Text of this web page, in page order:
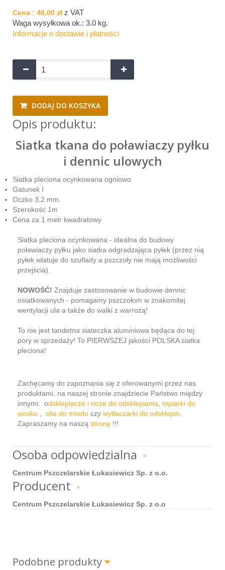
Cena : 40,00 zł z VAT
Waga wysyłkowa ok.: 3.0 kg.
Informacje o dostawie i płatności
DODAJ DO KOSZYKA
Opis produktu:
Siatka tkana do poławiaczy pyłku
i dennic ulowych
Siatka pleciona ocynkowana ogniowo
Gatunek I
Oczko 3,2 mm.
Szerokość 1m
Cena za 1 metr kwadratowy
Siatka pleciona ocynkowana - idealna do budowy
poławiaczy pyłku jako siatka odgradzająca pyłek (przez nią
pyłek wlatuje do szuflady a pszczoły nie mają możliwości
przejścia).
NOWOŚĆ! Znajduje zastosowanie w budowie dennic
osiatkowanych - pomagamy pszczołom w znakomitej
wentylacji ula a także do walki z warrozą!
To nie jest tandetna siateczka aluminiowa będąca do tej
pory w sprzedaży! To PIERWSZEJ jakości POLSKA siatka
pleciona!
Zachęcamy do zapoznania się z oferowanymi przez nas
produktami, na naszej stronie znajdziecie Państwo między
innymi: odsklepiacze i noże do odsklepiania topiarki do
wosku
sita do miodu czy wytłaczarki do odsklepin
Zapraszamy na naszą stronę !!!
Osoba odpowiedzialna »
Centrum Pszczelarskie Łukasiewicz Sp. z o.o.
Producent »
Centrum Pszczelarskie Łukasiewicz Sp. z o.o
Podobne produkty